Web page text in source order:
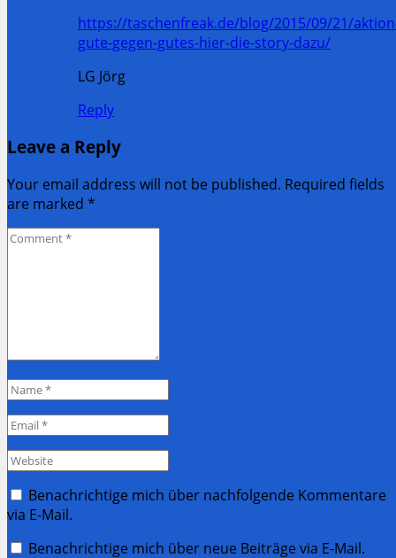
https://taschenfreak.de/blog/2015/09/21/
gute-gegen-gutes-hier-die-story-dazu/
LG Jörg
Reply
Leave a Reply
Your email address will not be published. Required fields
are marked *
Comment
Name
Email
Website
Benachrichtige mich über nachfolgende Kommentare
via E-Mail.
Benachrichtige mich über neue Beiträge via E-Mail.